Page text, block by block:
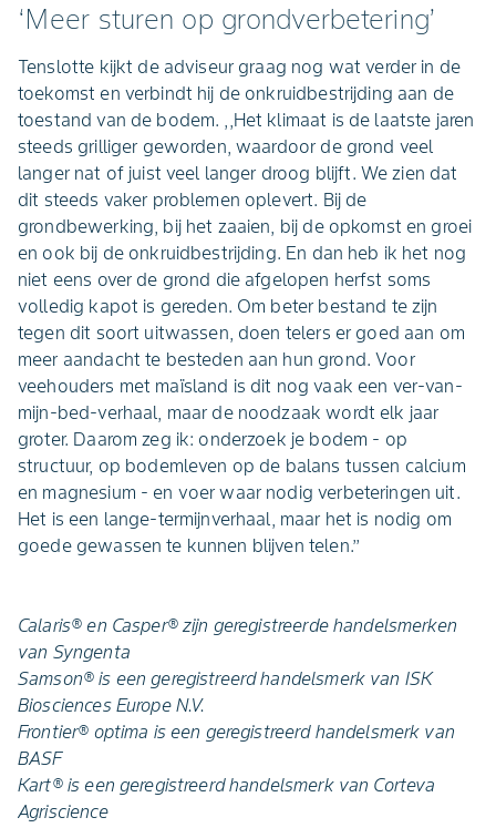
‘Meer sturen op grondverbetering’
Tenslotte kijkt de adviseur graag nog wat verder in de
toekomst en verbindt hij de onkruidbestrijding aan de
toestand van de bodem. ,,Het klimaat is de laatste jaren
steeds grilliger geworden, waardoor de grond veel
langer nat of juist veel langer droog blijft. We zien dat
dit steeds vaker problemen oplevert. Bij de
grondbewerking, bij het zaaien, bij de opkomst en groei
en ook bij de onkruidbestrijding. En dan heb ik het nog
niet eens over de grond die afgelopen herfst soms
volledig kapot is gereden. Om beter bestand te zijn
tegen dit soort uitwassen, doen telers er goed aan om
meer aandacht te besteden aan hun grond. Voor
veehouders met maïsland is dit nog vaak een ver-van-
mijn-bed-verhaal, maar de noodzaak wordt elk jaar
groter. Daarom zeg ik: onderzoek je bodem - op
structuur, op bodemleven op de balans tussen calcium
en magnesium - en voer waar nodig verbeteringen uit.
Het is een lange-termijnverhaal, maar het is nodig om
goede gewassen te kunnen blijven telen.’’
Calaris® en Casper® zijn geregistreerde handelsmerken
van Syngenta
Samson® is een geregistreerd handelsmerk van ISK
Biosciences Europe N.V.
Frontier® optima is een geregistreerd handelsmerk van
BASF
Kart® is een geregistreerd handelsmerk van Corteva
Agriscience